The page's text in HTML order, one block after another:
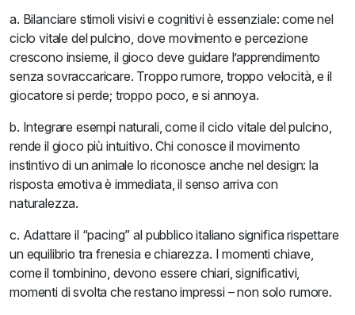
a. Bilanciare stimoli visivi e cognitivi è essenziale: come nel
ciclo vitale del pulcino, dove movimento e percezione
crescono insieme, il gioco deve guidare l’apprendimento
senza sovraccaricare. Troppo rumore, troppo velocità, e il
giocatore si perde; troppo poco, e si annoya.
b. Integrare esempi naturali, come il ciclo vitale del pulcino,
rende il gioco più intuitivo. Chi conosce il movimento
instintivo di un animale lo riconosce anche nel design: la
risposta emotiva è immediata, il senso arriva con
naturalezza.
c. Adattare il “pacing” al pubblico italiano significa rispettare
un equilibrio tra frenesia e chiarezza. I momenti chiave,
come il tombinino, devono essere chiari, significativi,
momenti di svolta che restano impressi – non solo rumore.